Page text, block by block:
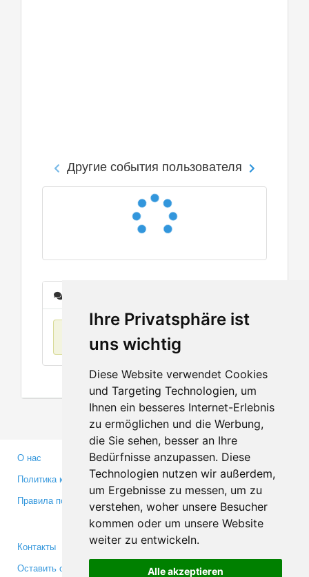
Ihre Privatsphäre ist
uns wichtig
Diese Website verwendet Cookies
und Targeting Technologien, um
Ihnen ein besseres Internet-Erlebnis
zu ermöglichen und die Werbung,
die Sie sehen, besser an Ihre
Bedürfnisse anzupassen. Diese
Technologien nutzen wir außerdem,
um Ergebnisse zu messen, um zu
verstehen, woher unsere Besucher
kommen oder um unsere Website
weiter zu entwickeln.
Alle akzeptieren
Другие события пользователя
О нас
Политика конфиденциальности
Правила пользования
Партнерам
Инвесторам
Медиа
Контакты
Оставить отзыв
Facebook
Twitter